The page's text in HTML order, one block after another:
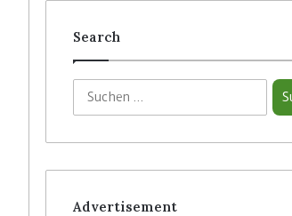
Search
Advertisement